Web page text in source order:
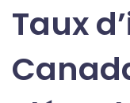
Taux